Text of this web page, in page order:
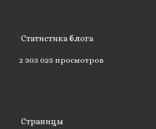
Статистика блога
2 303 025 просмотров
Страницы